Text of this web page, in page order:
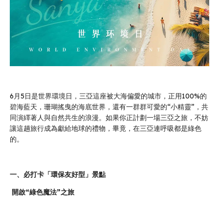
6月5日是世界環境日，三亞這座被大海偏愛的城市，正用100%的
碧海藍天，珊瑚搖曳的海底世界，還有一群群可愛的“小精靈”，共
同演繹著人與自然共生的浪漫。如果你正計劃一場三亞之旅，不妨
讓這趟旅行成為獻給地球的禮物，畢竟，在三亞連呼吸都是綠色
的。
一、必打卡「環保友好型」景點
開啟“綠色魔法”之旅